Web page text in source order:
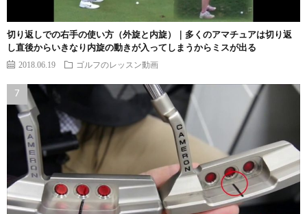
切り返しでの右手の使い方（外旋と内旋）｜多くのアマチュアは切り返
し直後からいきなり内旋の動きが入ってしまうからミスが出る
2018.06.19 ゴルフのレッスン動画